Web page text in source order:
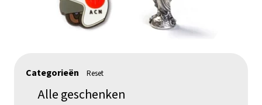
Categorieën Reset
Alle geschenken